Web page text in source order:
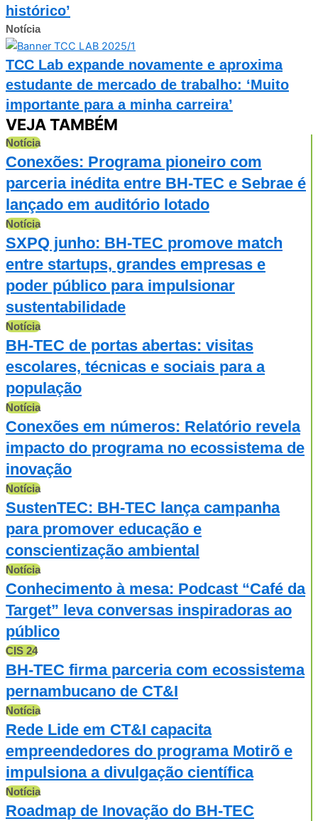
histórico’
Notícia
TCC Lab expande novamente e aproxima
estudante de mercado de trabalho: ‘Muito
importante para a minha carreira’
VEJA TAMBÉM
Notícia
Conexões: Programa pioneiro com
parceria inédita entre BH-TEC e Sebrae é
lançado em auditório lotado
Notícia
SXPQ junho: BH-TEC promove match
entre startups, grandes empresas e
poder público para impulsionar
sustentabilidade
Notícia
BH-TEC de portas abertas: visitas
escolares, técnicas e sociais para a
população
Notícia
Conexões em números: Relatório revela
impacto do programa no ecossistema de
inovação
Notícia
SustenTEC: BH-TEC lança campanha
para promover educação e
conscientização ambiental
Notícia
Conhecimento à mesa: Podcast “Café da
Target” leva conversas inspiradoras ao
público
CIS 24
BH-TEC firma parceria com ecossistema
pernambucano de CT&I
Notícia
Rede Lide em CT&I capacita
empreendedores do programa Motirõ e
impulsiona a divulgação científica
Notícia
Roadmap de Inovação do BH-TEC